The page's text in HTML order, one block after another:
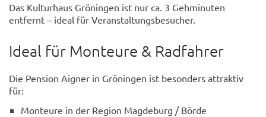
Das Kulturhaus Gröningen ist nur ca. 3 Gehminuten
entfernt – ideal für Veranstaltungsbesucher.
Ideal für Monteure & Radfahrer
Die Pension Aigner in Gröningen ist besonders attraktiv
für:
Monteure in der Region Magdeburg / Börde